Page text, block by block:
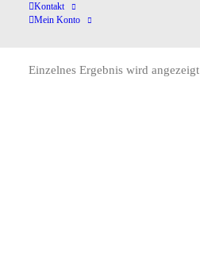
Kontakt
Mein Konto
Peter,F.
Einzelnes Ergebnis wird angezeigt